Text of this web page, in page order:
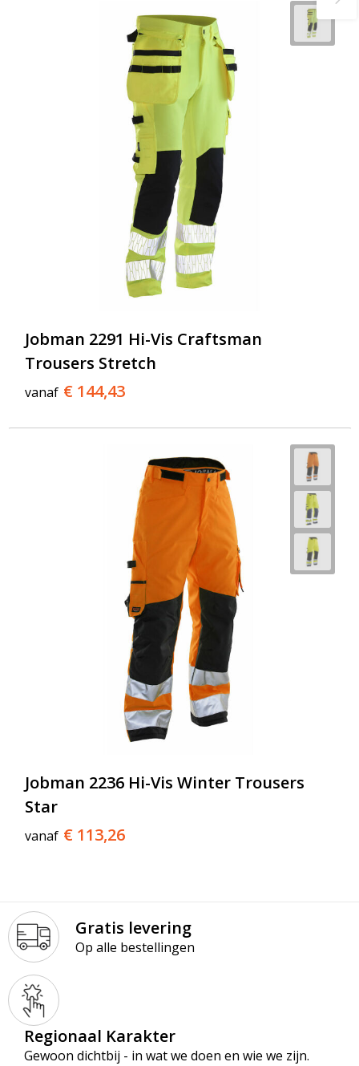
Jobman 2291 Hi-Vis Craftsman
Trousers Stretch
vanaf € 144,43
Jobman 2236 Hi-Vis Winter Trousers
Star
vanaf € 113,26
Gratis levering
Op alle bestellingen
Regionaal Karakter
Gewoon dichtbij - in wat we doen en wie we zijn.